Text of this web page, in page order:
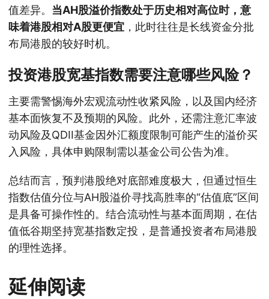
值差异。 当AH股溢价指数处于历史相对高位时，意
味着港股相对A股更便宜 ，此时往往是长线资金分批
布局港股的较好时机。
投资港股宽基指数需要注意哪些风险？
主要需警惕海外宏观流动性收紧风险，以及国内经济
基本面恢复不及预期的风险。此外，还需注意汇率波
动风险及QDII基金因外汇额度限制可能产生的溢价买
入风险，具体申购限制需以基金公司公告为准。
总结而言，预判港股绝对底部难度极大，但通过恒生
指数估值分位与AH股溢价寻找高胜率的“估值底”区间
是具备可操作性的。结合流动性与基本面周期，在估
值低谷期坚持宽基指数定投，是普通投资者布局港股
的理性选择。
延伸阅读